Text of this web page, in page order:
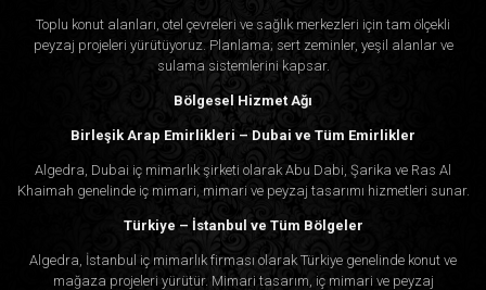
Toplu konut alanları, otel çevreleri ve sağlık merkezleri için tam ölçekli
peyzaj projeleri yürütüyoruz. Planlama; sert zeminler, yeşil alanlar ve
sulama sistemlerini kapsar.
Bölgesel Hizmet Ağı
Birleşik Arap Emirlikleri – Dubai ve Tüm Emirlikler
Algedra, Dubai iç mimarlık şirketi olarak Abu Dabi, Şarika ve Ras Al
Khaimah genelinde iç mimari, mimari ve peyzaj tasarımı hizmetleri sunar.
Türkiye – İstanbul ve Tüm Bölgeler
Algedra, İstanbul iç mimarlık firması olarak Türkiye genelinde konut ve
mağaza projeleri yürütür. Mimari tasarım, iç mimari ve peyzaj